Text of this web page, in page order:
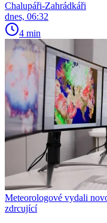
Chalupáři-Zahrádkáři
dnes, 06:32
4 min
Meteorologové vydali
zdrcující